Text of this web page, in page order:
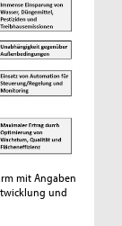
mit Angaben
und